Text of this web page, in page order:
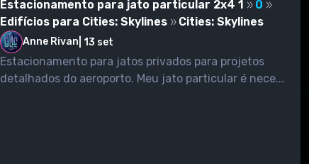
Estacionamento para jato particular 2x4 1
0
Edifícios para Cities: Skylines
Cities: Skylines
Anne Rivan 13 set
Estacionamento para jatos privados para projetos
detalhados do aeroporto. Meu jato particular é nece...